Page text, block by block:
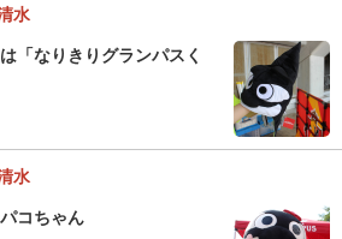
水
「なりきりグランパスく
水
コちゃん